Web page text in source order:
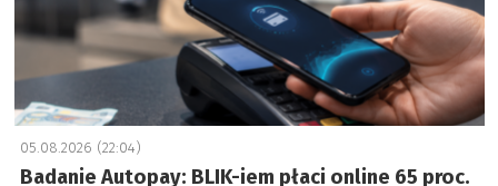
05.08.2026 (22:04)
Badanie Autopay: BLIK-iem płaci online 65 proc.